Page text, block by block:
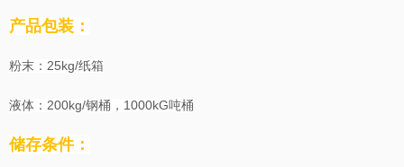
产品包装：
粉末： 25kg/纸箱
液体： 200kg/钢桶 ， 1000kG吨桶
储存条件：